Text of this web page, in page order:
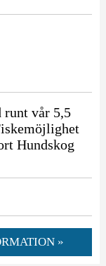
runt vår 5,5
Hundskog
»